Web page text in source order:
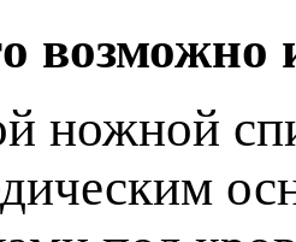
возможно
ножной